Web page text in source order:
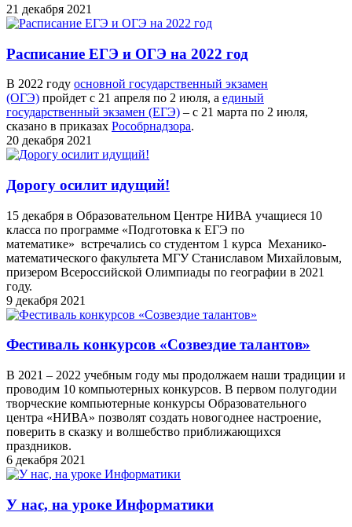
21 декабря 2021
Расписание ЕГЭ и ОГЭ на 2022 год
В 2022 году основной государственный экзамен
(ОГЭ) пройдет с 21 апреля по 2 июля, а единый
государственный экзамен (ЕГЭ) – с 21 марта по 2 июля,
сказано в приказах Рособрнадзора.
20 декабря 2021
Дорогу осилит идущий!
15 декабря в Образовательном Центре НИВА учащиеся 10
класса по программе «Подготовка к ЕГЭ по
математике» встречались со студентом 1 курса Механико-
математического факультета МГУ Станиславом Михайловым,
призером Всероссийской Олимпиады по географии в 2021
году.
9 декабря 2021
Фестиваль конкурсов «Созвездие талантов»
В 2021 – 2022 учебным году мы продолжаем наши традиции и
проводим 10 компьютерных конкурсов. В первом полугодии
творческие компьютерные конкурсы Образовательного
центра «НИВА» позволят создать новогоднее настроение,
поверить в сказку и волшебство приближающихся
праздников.
6 декабря 2021
У нас, на уроке Информатики